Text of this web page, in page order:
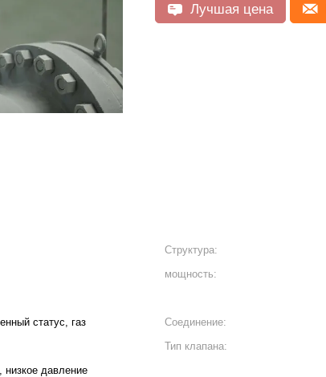
Лучшая цена
Структура:
мощность:
статус, газ Соединение:
Тип клапана:
давление